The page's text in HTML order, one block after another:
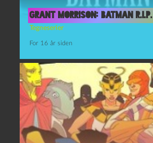
Grant Morrison: Batman R.I.P.
Tegneserier
For 16 år siden